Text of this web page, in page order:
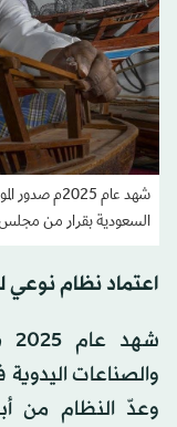
شهد عام
السعودية بقرار من مجلس
اعتماد نظام نوعي
والصناعات
وعدّ النظام من